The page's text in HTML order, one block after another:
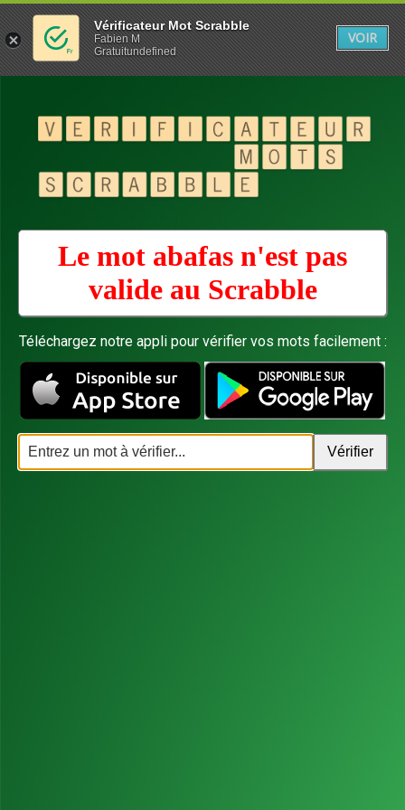
Le mot abafas n'est pas
valide au Scrabble
Téléchargez notre appli pour vérifier vos mots facilement :
Vérificateur Mot Scrabble
Fabien M
Gratuitundefined
VOIR